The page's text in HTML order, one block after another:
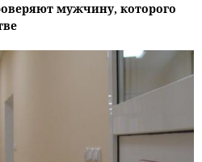
мужчину, которого